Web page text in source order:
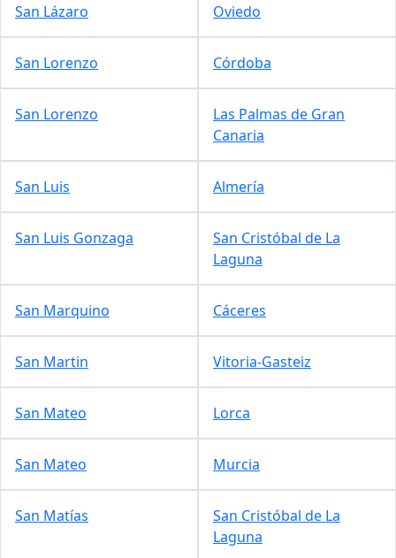
San Lázaro Oviedo
San Lorenzo Córdoba
San Lorenzo
Las Palmas de Gran
Canaria
San Luis Almería
San Luis Gonzaga
San Cristóbal de La
Laguna
San Marquino Cáceres
San Martin Vitoria-Gasteiz
San Mateo Lorca
San Mateo Murcia
San Matías
San Cristóbal de La
Laguna